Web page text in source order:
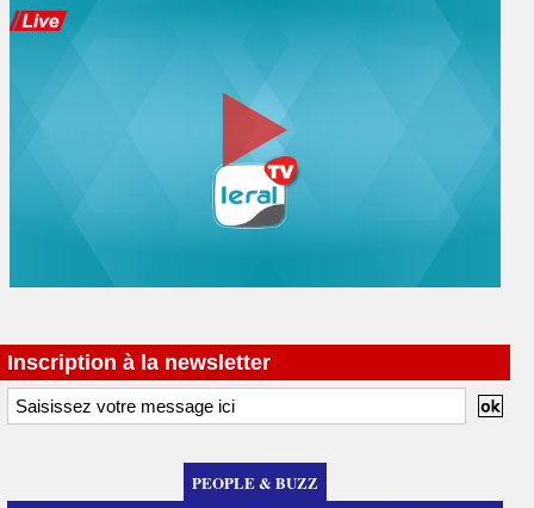
Inscription à la newsletter
PEOPLE & BUZZ